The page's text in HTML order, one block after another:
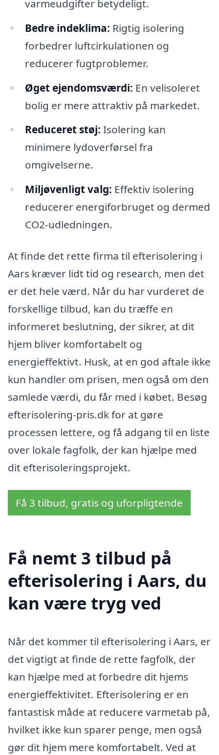
varmeudgifter betydeligt.
Bedre indeklima: Rigtig isolering
forbedrer luftcirkulationen og
reducerer fugtproblemer.
Øget ejendomsværdi: En velisoleret
bolig er mere attraktiv på markedet.
Reduceret støj: Isolering kan
minimere lydoverførsel fra
omgivelserne.
Miljøvenligt valg: Effektiv isolering
reducerer energiforbruget og dermed
CO2-udledningen.
At finde det rette firma til efterisolering i
Aars kræver lidt tid og research, men det
er det hele værd. Når du har vurderet de
forskellige tilbud, kan du træffe en
informeret beslutning, der sikrer, at dit
hjem bliver komfortabelt og
energieffektivt. Husk, at en god aftale ikke
kun handler om prisen, men også om den
samlede værdi, du får med i købet. Besøg
efterisolering-pris.dk for at gøre
processen lettere, og få adgang til en liste
over lokale fagfolk, der kan hjælpe med
dit efterisoleringsprojekt.
Få 3 tilbud, gratis og uforpligtende
Få nemt 3 tilbud på
efterisolering i Aars, du
kan være tryg ved
Når det kommer til efterisolering i Aars, er
det vigtigt at finde de rette fagfolk, der
kan hjælpe med at forbedre dit hjems
energieffektivitet. Efterisolering er en
fantastisk måde at reducere varmetab på,
hvilket ikke kun sparer penge, men også
gør dit hjem mere komfortabelt. Ved at